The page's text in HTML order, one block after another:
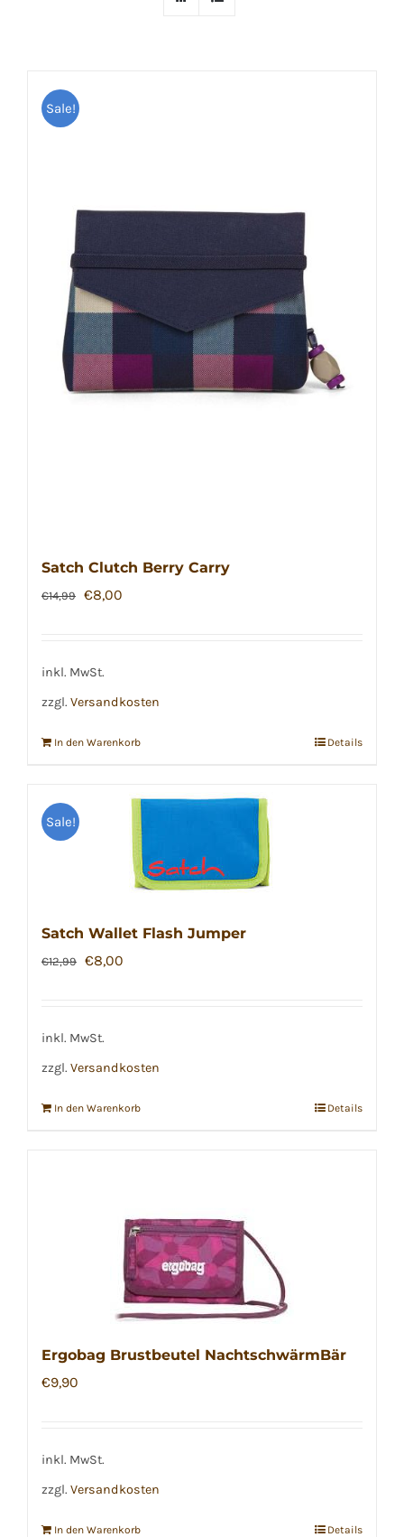
Sale!
Satch Clutch Berry Carry
€14,99 Ursprünglicher
€14,99
€8,00
inkl. MwSt.
zzgl. Versandkosten
In den Warenkorb Details
Sale!
Satch Wallet Flash Jumper
€12,99 Ursprünglicher
€12,99
€8,00
inkl. MwSt.
zzgl. Versandkosten
In den Warenkorb Details
Ergobag Brustbeutel NachtschwärmBär
€9,90
inkl. MwSt.
zzgl. Versandkosten
In den Warenkorb Details